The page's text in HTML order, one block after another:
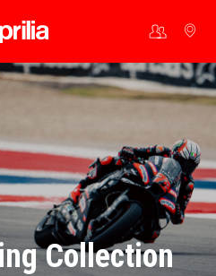
Aller au contenu principal
Collection